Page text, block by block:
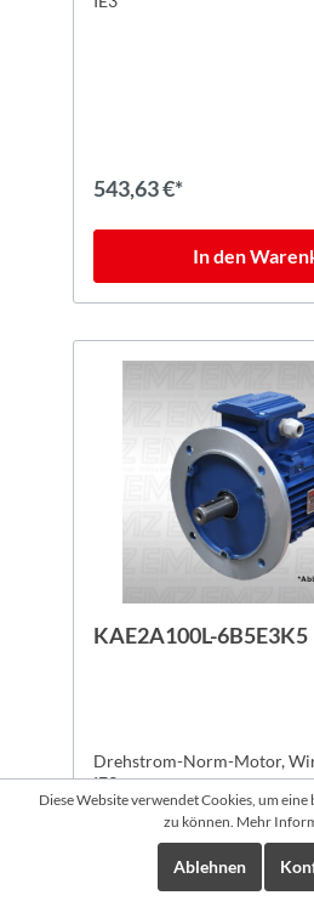
543,63 €*
In den
KAE2A100L-6B5E3K5
Drehstrom-Norm-Motor,
IE3
Diese Website verwendet Cookies, um
zu können. Mehr
Ablehnen